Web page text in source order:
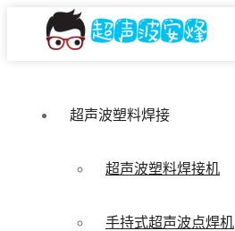
超声波塑料焊接
超声波塑料焊接机
手持式超声波点焊机